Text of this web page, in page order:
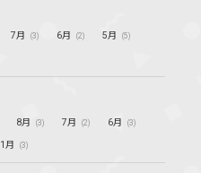
7月 (3) 6月 (2) 5月 (5)
8月 (3) 7月 (2) 6月 (3)
1月 (3)